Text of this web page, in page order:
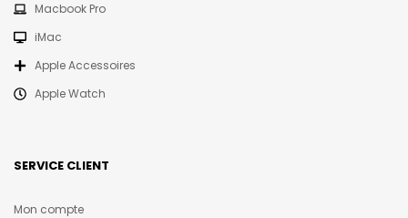
Macbook Pro
iMac
Apple Accessoires
Apple Watch
SERVICE CLIENT
Mon compte